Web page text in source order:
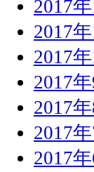
2017年
2017年
2017年
2017年
2017年
2017年
2017年